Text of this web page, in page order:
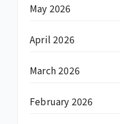
May 2026
April 2026
March 2026
February 2026